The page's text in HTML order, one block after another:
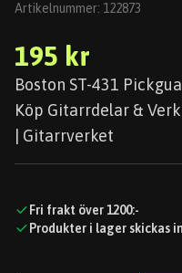
Artikelnummer: 122873
195 kr
Boston ST-431
Köp Gitarrdelar &
| Gitarrverket
Fri frakt över 1200:-
Produkter i lager skickas